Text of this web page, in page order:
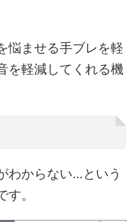
悩ませる手ブレを軽
を軽減してくれる機
わからない…という
。